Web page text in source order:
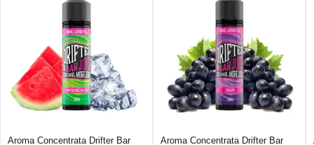
Aroma Concentrata Drifter Bar
Aroma Concentrata Drifter Bar